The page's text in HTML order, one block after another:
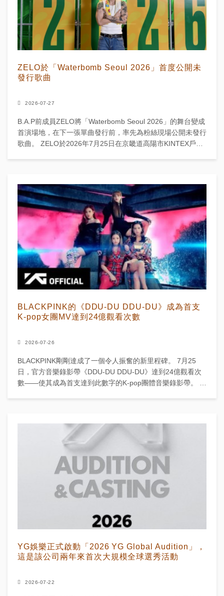
ZELO於「Waterbomb Seoul 2026」首度公開未
發行歌曲
2026-07-27
B.A.P前成員ZELO將「Waterbomb Seoul 2026」的舞台變成
首演場地，在下一張單曲發行前，率先為粉絲現場公開未發行
歌曲。 ZELO於2026年7月25日在京畿道高陽市KINTEX戶外
BLACKPINK的《DDU-DU DDU-DU》成為首支
K-pop女團MV達到24億觀看次數
2026-07-26
BLACKPINK剛剛達成了一個令人振奮的新里程碑。 7月25
日，官方音樂錄影帶《DDU-DU DDU-DU》達到24億觀看次
數——使其成為首支達到此數字的K-pop團體音樂錄影帶。 唯
YG娛樂正式啟動「2026 YG Global Audition」，
這是該公司兩年來首次大規模全球選秀活動
2026-07-22